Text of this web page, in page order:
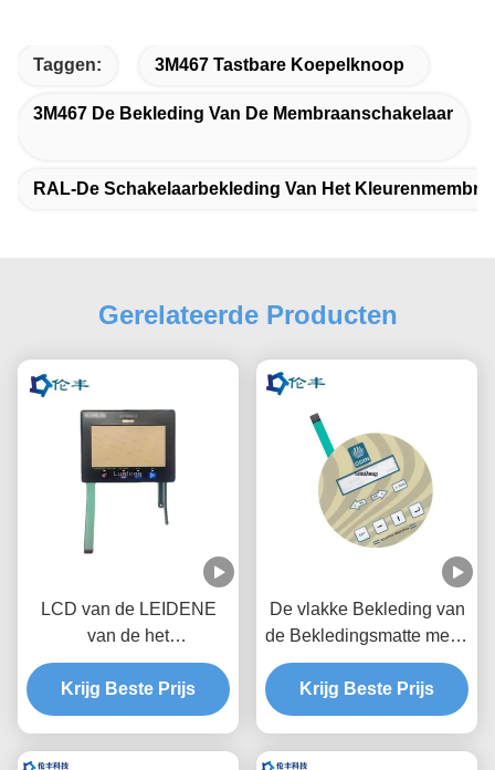
Taggen: 3M467 Tastbare Koepelknoop
3M467 De Bekleding Van De Membraanschakelaar
RAL-De Schakelaarbekleding Van Het
Gerelateerde Producten
LCD van de LEIDENE
van de het
Membraanschakelaar
Beveiligingslaag de
Bekledings Grafische
Krijg Beste Prijs
De vlakke Bekleding van
de Bekledingsmatte metal
dome touch panel van de
Membraanschakelaar
Krijg Beste Prijs